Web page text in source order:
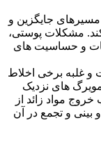
مسیرهای جایگزین و
مشکلات پوستی،
و حساسیت های
و غلبه برخی اخلاط
های نزدیک
مواد زائد از
و تجمع در آن